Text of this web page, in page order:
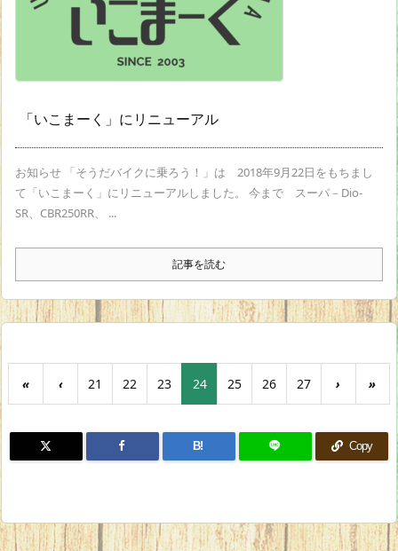
「いこまーく」にリニューアル
お知らせ 「そうだバイクに乗ろう！」は 2018年9月22日をもちまし
て「いこまーく」にリニューアルしました。 今まで スーパ－Dio-
SR、CBR250RR、 ...
記事を読む
« ‹ 21 22 23 24 25 26 27 › »
B! Copy